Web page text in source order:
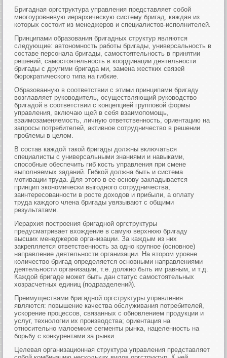
Бригадная оргструктура управления представляет собой
многоуровневую иерархическую систему бригад, каждая из
которых состоит из менеджеров и специалистов-исполнителей.
Принципами образования бригадных структур являются
следующие: автономность работы бригады, универсальность в
составе персонала бригады, самостоятельность в принятии
решений, самостоятельность в координации деятельности
бригады с другими бригада ми, замена жестких связей
бюрократического типа на гибкие.
Образованную в соответствии с этими принципами бригаду
возглавляет руководитель, осуществляющий руководство
бригадой в соответствии с концепцией групповой формы
управления, включаю щей в себя взаимопомощь,
взаимозаменяемость, личную ответственность, ориентацию на
запросы потребителей, активное сотрудничество в решении
проблемы в целом.
В состав каждой такой бригады должны включаться
специалисты с универсальными знаниями и навыками,
способные обеспечить гиб кость управления при смене
выполняемых заданий. Гибкой должна быть и система
мотивации труда. Для этого в ее основу закладывается
принцип экономически выгодного сотрудничества,
заинтересованности в росте доходов и прибыли, а оплату
труда каждого члена бригады увязывают с общими
результатами.
Иерархия построения бригадной оргструктуры
предусматривает вхождение в самую верхнюю бригаду
высших менеджеров организации. За каждым из них
закрепляется ответственность за одно крупное (основное)
направление деятельности организации. На втором уровне
количество бригад определяется основными направлениями
деятельности организации, т.е. должно быть им равным, и т.д.
Каждой бригаде может быть дан статус самостоятельных
хозрасчетных единиц (подразделений).
Преимуществами бригадной оргструктуры управления
являются: повышение качества обслуживания потребителей,
ускорение процессов, связанных с обновлением продукции и
услуг, технологии их производства; ориентация на
относительно малоемкие сегменты рынка, нацеленность на
борьбу с конкурентами за рынки.
Целевая организационная структура управления представляет